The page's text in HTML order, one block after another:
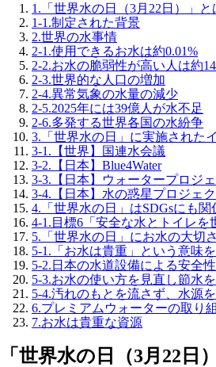
1. 「世界水の日（3月22日）」と
1-1.制定された背景
2.世界の水事情
2-1.使用できるお水は約0.01%
2-2.お水の脆弱性が高い人は約
2-3.世界的な人口の増加
2-4.異常気象の水量の減少
2-5.2025年には39億人が水不足
2-6.多発する世界各国の水紛争
3. 「世界水の日」に実施された
3-1. 【世界】国連水会議
3-2. 【日本】Blue4Water
3-3. 【日本】ウォータープロジ
3-4. 【日本】水の惑星プロジェク
4. 「世界水の日」はSDGsにも関
4-1. 目標6「安全な水とトイレを
5. 「世界水の日」にお水の大切
5-1. 「お水は貴重」という意味
5-2. 日本の水道設備による安全
5-3.お水の使い方を見直し節水
5-4.汚れのもとを流さず、水源
6.プレミアムウォーターの取り
7.お水は貴重な資源
「世界水の日（3月22日